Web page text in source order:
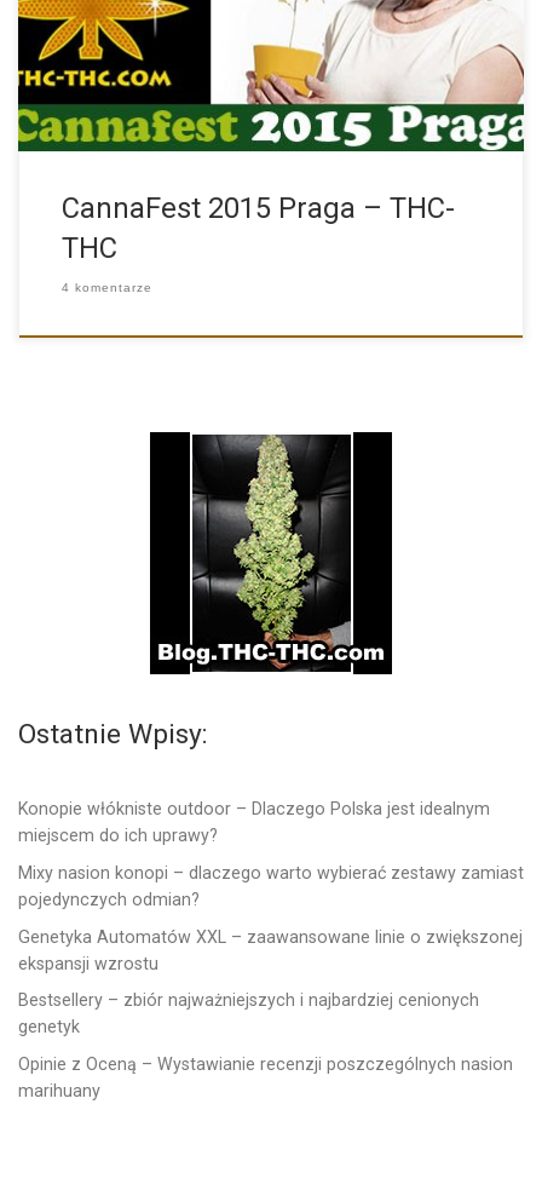
CannaFest 2015 Praga – THC-
THC
4 komentarze
Ostatnie Wpisy:
Konopie włókniste outdoor – Dlaczego Polska jest idealnym
miejscem do ich uprawy?
Mixy nasion konopi – dlaczego warto wybierać zestawy zamiast
pojedynczych odmian?
Genetyka Automatów XXL – zaawansowane linie o zwiększonej
ekspansji wzrostu
Bestsellery – zbiór najważniejszych i najbardziej cenionych
genetyk
Opinie z Oceną – Wystawianie recenzji poszczególnych nasion
marihuany